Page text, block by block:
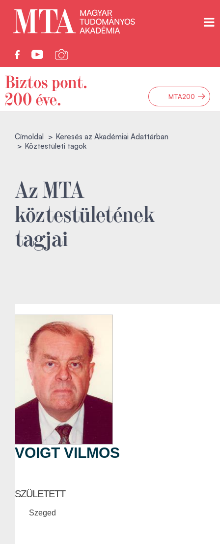
MTA200 →
Címoldal
Keresés az Akadémiai Adattárban
Köztestületi tagok
Az MTA
köztestületének
tagjai
VOIGT VILMOS
SZÜLETETT
Szeged